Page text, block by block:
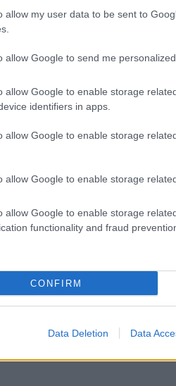
allow my user data to be sent to
allow Google to send me
allow Google to enable storage
identifiers in apps.
allow Google to enable storage
allow Google to enable storage
allow Google to enable storage
functionality and fraud
CONFIRM
Data Deletion Data
στο Ισραήλ, σημείωσε:
τον αγώνα του
και αυτό σημαίνει πως
Τόνισε δε, πως,
και η Ελλάδα,
αλλά και πάρα
τους στήριξαν το
εξαλείψουν αυτό το
».
νωρίς το πρωί την
κοινότητας
μπογιά, έσβησαν τα
Εβραίων και υπέρ της
ΕΘΝΟΣ θα παρεμβαίνει και τα